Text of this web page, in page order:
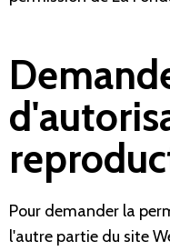
Pour demander la
l'autre partie du site